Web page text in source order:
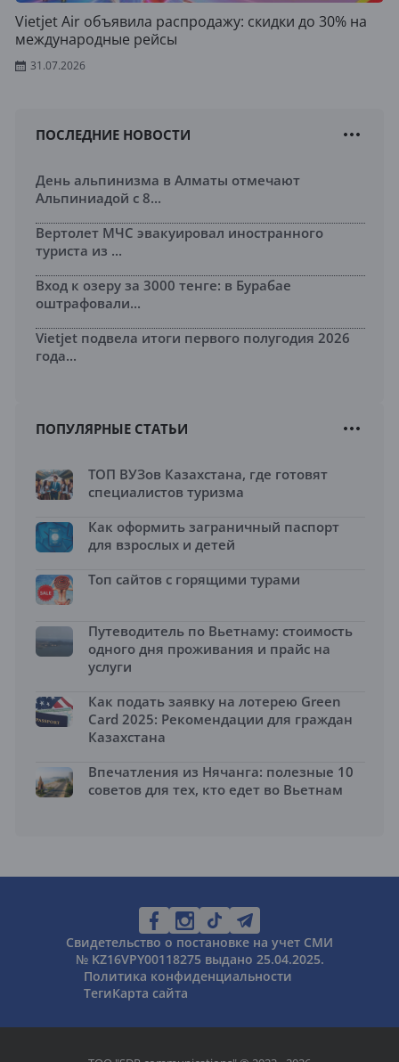
Vietjet Air объявила распродажу: скидки до 30% на
международные рейсы
31.07.2026
ПОСЛЕДНИЕ НОВОСТИ
День альпинизма в Алматы отмечают
Альпиниадой с 8...
Вертолет МЧС эвакуировал иностранного
туриста из ...
Вход к озеру за 3000 тенге: в Бурабае
оштрафовали...
Vietjet подвела итоги первого полугодия 2026
года...
ПОПУЛЯРНЫЕ СТАТЬИ
ТОП ВУЗов Казахстана, где готовят
специалистов туризма
Как оформить заграничный паспорт
для взрослых и детей
Топ сайтов с горящими турами
Путеводитель по Вьетнаму: стоимость
одного дня проживания и прайс на
услуги
Как подать заявку на лотерею Green
Card 2025: Рекомендации для граждан
Казахстана
Впечатления из Нячанга: полезные 10
советов для тех, кто едет во Вьетнам
Свидетельство о постановке на учет СМИ
№ KZ16VPY00118275 выдано 25.04.2025.
Политика конфиденциальности
ТегиКарта сайта